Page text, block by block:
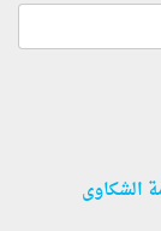
الشكاوى